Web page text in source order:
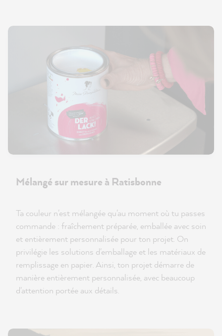
Mélangé sur mesure à Ratisbonne
Ta couleur n'est mélangée qu'au moment où tu passes
commande : fraîchement préparée, emballée avec soin
et entièrement personnalisée pour ton projet. On
privilégie les solutions d'emballage et les matériaux de
remplissage en papier. Ainsi, ton projet démarre de
manière entièrement personnalisée, avec beaucoup
d'attention portée aux détails.